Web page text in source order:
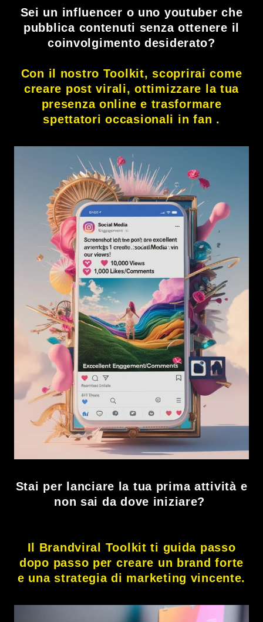
Sei un influencer o uno youtuber che
pubblica contenuti senza ottenere il
coinvolgimento desiderato?
Con il nostro Toolkit, scoprirai come
creare post virali, ottimizzare la tua
presenza online e trasformare
spettatori occasionali in fan .
Stai per lanciare la tua prima attività e
non sai da dove iniziare?
Il Brandviral Toolkit ti guida passo
dopo passo per creare un brand forte
e una strategia di marketing vincente.